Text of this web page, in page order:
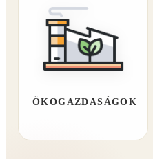
ÖKOGAZDASÁGOK